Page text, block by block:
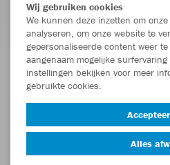
Wij gebruiken cookies
We kunnen deze inzetten om
analyseren, om onze website te
gepersonaliseerde content weer
aangenaam mogelijke
instellingen bekijken voor meer
gebruikte cookies.
Alles